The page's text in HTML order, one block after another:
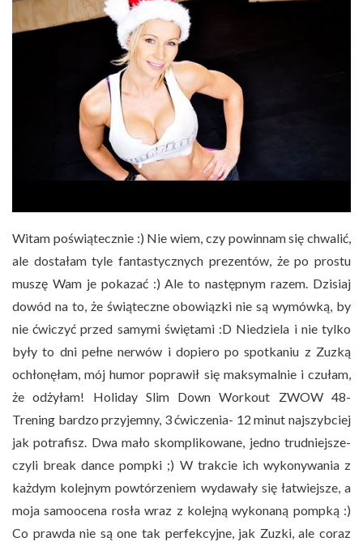
Witam poświątecznie :) Nie wiem, czy powinnam się chwalić,
ale dostałam tyle fantastycznych prezentów, że po prostu
muszę Wam je pokazać :) Ale to następnym razem. Dzisiaj
dowód na to, że świąteczne obowiązki nie są wymówką, by
nie ćwiczyć przed samymi świętami :D Niedziela i nie tylko
były to dni pełne nerwów i dopiero po spotkaniu z Zuzką
ochłonęłam, mój humor poprawił się maksymalnie i czułam,
że odżyłam! Holiday Slim Down Workout ZWOW 48-
Trening bardzo przyjemny, 3 ćwiczenia- 12 minut najszybciej
jak potrafisz. Dwa mało skomplikowane, jedno trudniejsze-
czyli break dance pompki ;) W trakcie ich wykonywania z
każdym kolejnym powtórzeniem wydawały się łatwiejsze, a
moja samoocena rosła wraz z kolejną wykonaną pompką :)
Co prawda nie są one tak perfekcyjne, jak Zuzki, ale coraz